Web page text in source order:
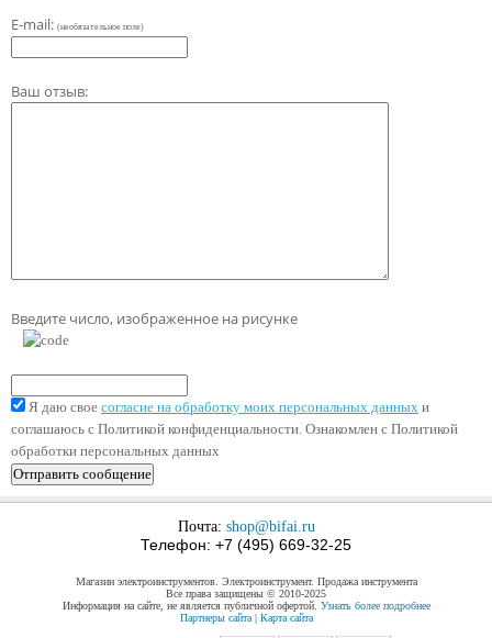
E-mail: (необязательное поле)
Ваш отзыв:
Введите число, изображенное на рисунке
Я даю свое согласие на обработку моих персональных данных и
соглашаюсь с Политикой конфиденциальности. Ознакомлен с Политикой
обработки персональных данных
Почта: shop@bifai.ru
Телефон: +7 (495) 669-32-25
Магазин электроинструментов. Электроинструмент. Продажа инструмента
Все права защищены © 2010-2025
Информация на сайте, не является публичной офертой. Узнать более подробнее
Партнеры сайта| Карта сайта